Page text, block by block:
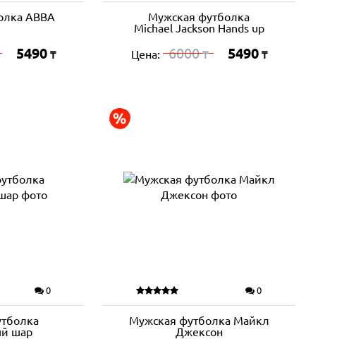
ABBA
5490 ₸
Мужская футболка
Michael Jackson Hands up
Цена: 6000₸ 5490 ₸
0
шар
0
Мужская футболка Майкл
Джексон